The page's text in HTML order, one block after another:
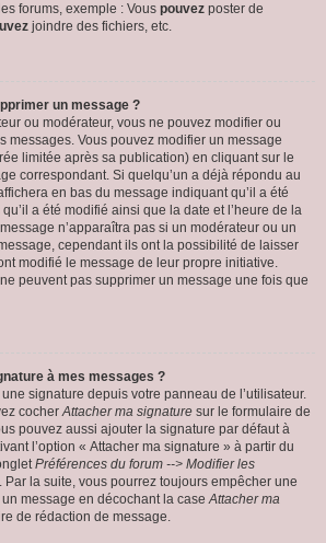
forums, exemple : Vous pouvez poster de
joindre des fichiers, etc.
un message ?
ou modérateur, vous ne pouvez modifier ou
messages. Vous pouvez modifier un message
limitée après sa publication) en cliquant sur le
correspondant. Si quelqu’un a déjà répondu au
en bas du message indiquant qu’il a été
a été modifié ainsi que la date et l’heure de la
n’apparaîtra pas si un modérateur ou un
cependant ils ont la possibilité de laisser
modifié le message de leur propre initiative.
peuvent pas supprimer un message une fois que
à mes messages ?
signature depuis votre panneau de l’utilisateur.
cocherAttacher ma signature sur le formulaire de
pouvez aussi ajouter la signature par défaut à
l’option « Attacher ma signature » à partir du
Préférences du forum --> Modifier les
Par la suite, vous pourrez toujours empêcher une
un message en décochant la caseAttacher ma
de rédaction de message.